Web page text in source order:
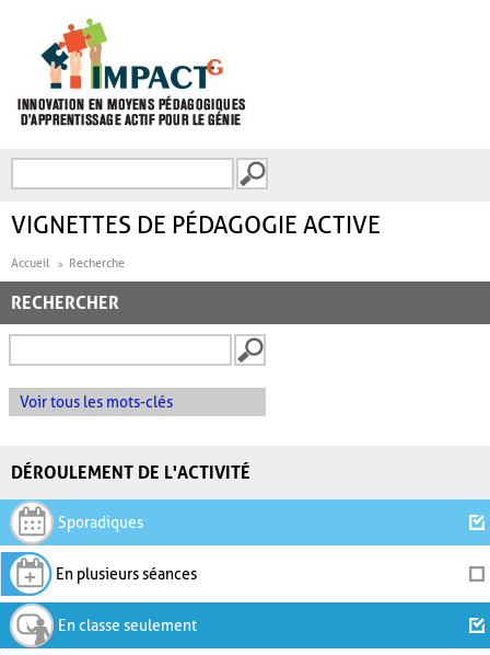
FORMULAIRE DE
VIGNETTES DE PÉDAGOGIE ACTIVE
Accueil Recherche
RECHERCHER
Voir tous les mots-clés
DÉROULEMENT DE L'ACTIVITÉ
Sporadiques
En plusieurs séances
En classe seulement